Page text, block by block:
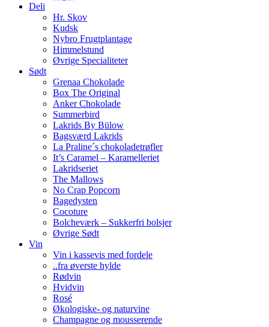
Deli
Hr. Skov
Kudsk
Nybro Frugtplantage
Himmelstund
Øvrige Specialiteter
Sødt
Grenaa Chokolade
Box The Original
Anker Chokolade
Summerbird
Lakrids By Bülow
Bagsværd Lakrids
La Praline´s chokoladetrøfler
It’s Caramel – Karamelleriet
Lakridseriet
The Mallows
No Crap Popcorn
Bagedysten
Cocoture
Bolcheværk – Sukkerfri bolsjer
Øvrige Sødt
Vin
Vin i kassevis med fordele
..fra øverste hylde
Rødvin
Hvidvin
Rosé
Økologiske- og naturvine
Champagne og mousserende